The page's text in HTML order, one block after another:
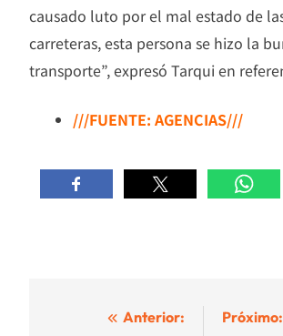
causado luto por el mal estado de
carreteras, esta persona se hizo la
transporte”, expresó Tarqui en
///FUENTE: AGENCIAS///
Navegación
Anterior:
Próximo: